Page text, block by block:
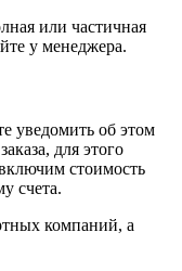
или частичная
у менеджера.
уведомить об этом
для этого
стоимость
счета.
компаний, а